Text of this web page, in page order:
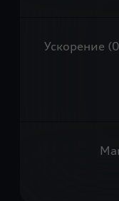
Ускорение